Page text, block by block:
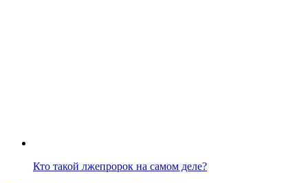
Кто такой лжепророк на самом деле?